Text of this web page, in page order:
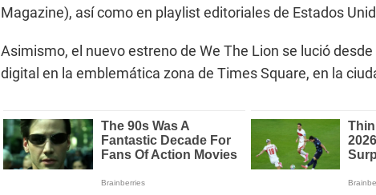
Magazine), así como en playlist editoriales de Estados
Asimismo, el nuevo estreno de We The Lion se lució
digital en la emblemática zona de Times Square, en la